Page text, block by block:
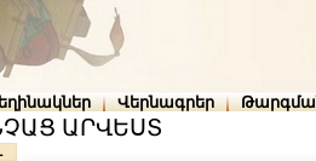
Վերնագրեր
ԱՐՎԵՍՏ